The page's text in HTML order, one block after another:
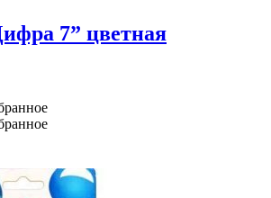
7” цветная